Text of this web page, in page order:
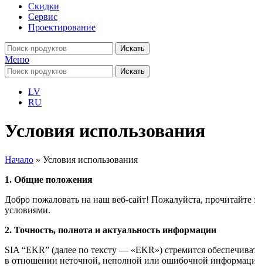
Скидки
Сервис
Проектирование
Искать
Меню
Искать
LV
RU
Условия использования
Начало » Условия использования
1. Общие положения
Добро пожаловать на наш веб-сайт! Пожалуйста, прочитайте
условиями.
2. Точность, полнота и актуальность информации
SIA “EKR” (далее по тексту — «EKR») стремится
в отношении неточной, неполной или ошибочной